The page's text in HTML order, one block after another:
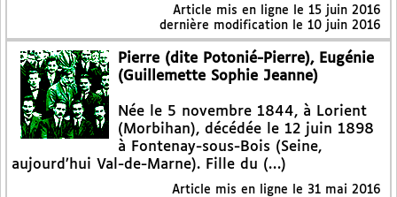
Article mis en ligne le 15 juin 2016
dernière modification le 10 juin 2016
Pierre (dite Potonié-Pierre), Eugénie
(Guillemette Sophie Jeanne)
Née le 5 novembre 1844, à Lorient
(Morbihan), décédée le 12 juin 1898
à Fontenay-sous-Bois (Seine,
aujourd’hui Val-de-Marne). Fille du (…)
Article mis en ligne le 31 mai 2016